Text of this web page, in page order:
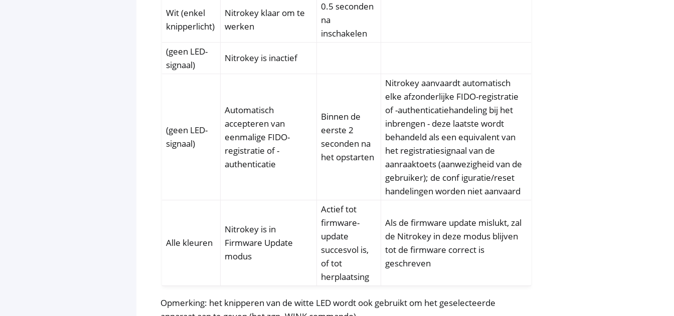
Wit (enkel
knipperlicht)
Nitrokey klaar om te
werken
0.5 seconden
na
inschakelen
(geen LED-
signaal)
Nitrokey is inactief
(geen LED-
signaal)
Automatisch
accepteren van
eenmalige FIDO-
registratie of -
authenticatie
Binnen de
eerste 2
seconden na
het opstarten
Nitrokey aanvaardt automatisch
elke afzonderlijke FIDO-registratie
of -authenticatiehandeling bij het
inbrengen - deze laatste wordt
behandeld als een equivalent van
het registratiesignaal van de
aanraaktoets (aanwezigheid van de
gebruiker); de conf iguratie/reset
handelingen worden niet aanvaard
Alle kleuren
Nitrokey is in
Firmware Update
modus
Actief tot
firmware-
update
succesvol is,
of tot
herplaatsing
Als de firmware update mislukt, zal
de Nitrokey in deze modus blijven
tot de firmware correct is
geschreven
Opmerking: het knipperen van de witte LED wordt ook gebruikt om het geselecteerde